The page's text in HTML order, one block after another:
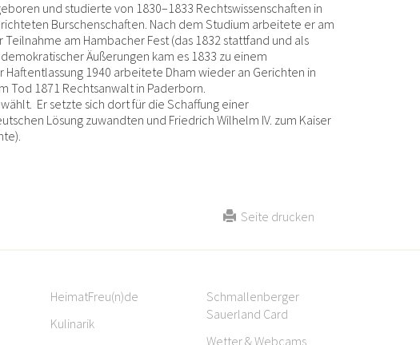
und studierte von 1830–1833 Rechtswissenschaften in
Burschenschaften. Nach dem Studium arbeitete er am
am Hambacher Fest (das 1832 stattfand und als
Äußerungen kam es 1833 zu einem
1940 arbeitete Dham wieder an Gerichten in
Tod 1871 Rechtsanwalt in Paderborn.
Er setzte sich dort für die Schaffung einer
Lösung zuwandten und Friedrich Wilhelm IV. zum Kaiser
Seite drucken
HeimatFreu(n)de
Kulinarik
Schmallenberger
Sauerland Card
Wetter & Webcams